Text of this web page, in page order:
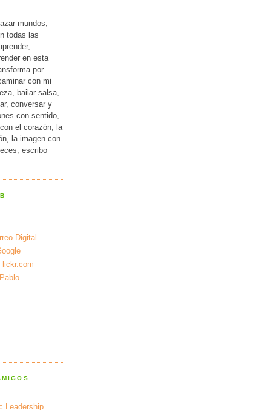
mundos,
todas las
en esta
por
con mi
bailar salsa,
conversar y
con sentido,
el corazón, la
la imagen con
escribo
Digital
Leadership